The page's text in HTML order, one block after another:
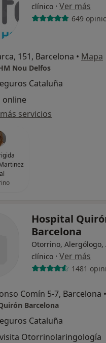
clínico · Ver más
649
151, Barcelona • Mapa
Nou Delfos
Cataluña
online
servicios
Hospital
Barcelona
Otorrino, Alergólogo,
clínico · Ver más
1481
Comín 5-7, Barcelona •
Barcelona
Cataluña
Otorrinolaringología